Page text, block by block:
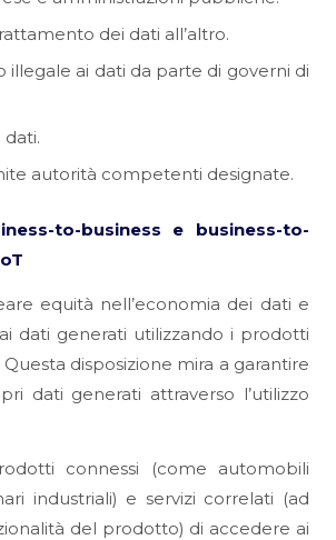
dei dati all’altro.
illegale ai dati da parte di governi di
autorità competenti designate.
to-business e business-to-
equità nell’economia dei dati e
dati generati utilizzando i prodotti
disposizione mira a garantire
dati generati attraverso l’utilizzo
connessi (come automobili
industriali) e servizi correlati (ad
del prodotto) di accedere ai